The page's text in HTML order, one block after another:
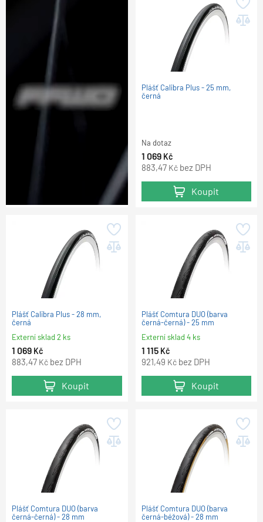
Plášť Calibra Plus - 25 mm,
černá
Na dotaz
1 069 Kč
883,47 Kč bez DPH
Koupit
Plášť Calibra Plus - 28 mm,
černá
Externí sklad 2 ks
1 069 Kč
883,47 Kč bez DPH
Koupit
Plášť Comtura DUO (barva
černá-černá) - 25 mm
Externí sklad 4 ks
1 115 Kč
921,49 Kč bez DPH
Koupit
Plášť Comtura DUO (barva
černá-černá) - 28 mm
Plášť Comtura DUO (barva
černá-béžová) - 28 mm